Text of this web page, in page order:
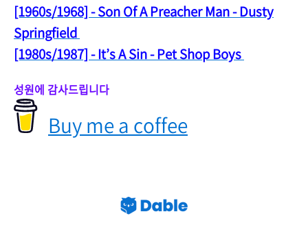
[1960s/1968] - Son Of A Preacher Man - Dusty
Springfield
[1980s/1987] - It’s A Sin - Pet Shop Boys
성원에 감사드립니다
Buy me a coffee